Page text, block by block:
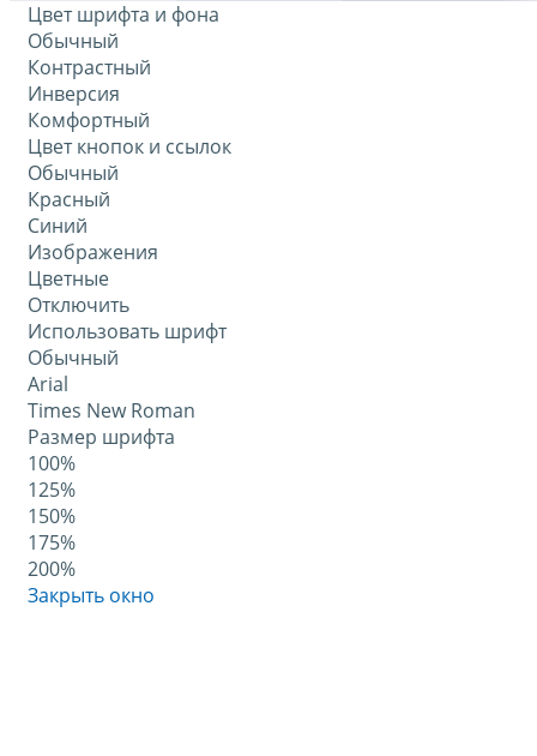
Цвет шрифта и фона
Обычный
Контрастный
Инверсия
Комфортный
Цвет кнопок и ссылок
Обычный
Красный
Синий
Изображения
Цветные
Отключить
Использовать шрифт
Обычный
Arial
Times New Roman
Размер шрифта
100%
125%
150%
175%
200%
Закрыть окно